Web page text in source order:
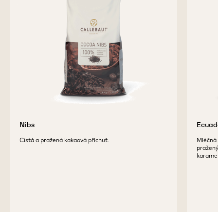
Nibs
Čistá a pražená kakaová příchuť.